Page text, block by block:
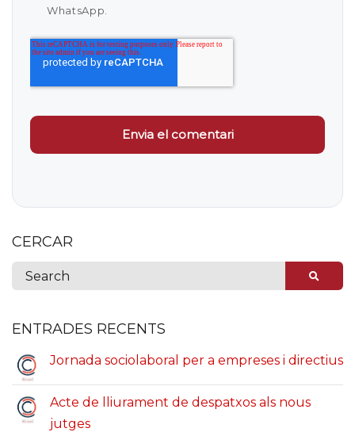
WhatsApp.
CERCAR
ENTRADES RECENTS
Jornada sociolaboral per a empreses i directius
Acte de lliurament de despatxos als nous
jutges